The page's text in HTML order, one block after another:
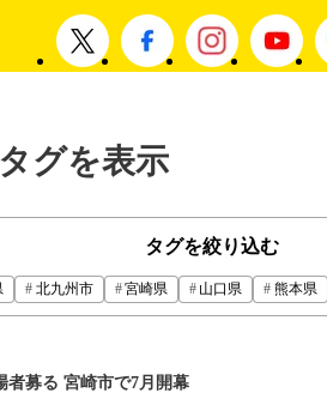
グを表示
タグを絞り込む
北九州市 宮崎県 山口県 熊本県
者募る 宮崎市で7月開幕